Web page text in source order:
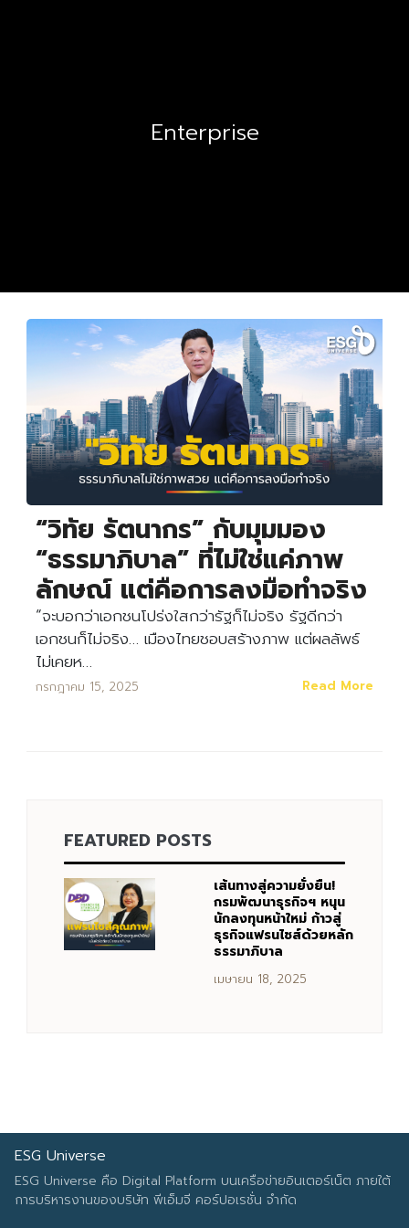
Search
Search
Enterprise
“วิทัย รัตนากร” กับมุมมอง
“ธรรมาภิบาล” ที่ไม่ใช่แค่ภาพ
ลักษณ์ แต่คือการลงมือทำจริง
“จะบอกว่าเอกชนโปร่งใสกว่ารัฐก็ไม่จริง รัฐดีกว่า
เอกชนก็ไม่จริง… เมืองไทยชอบสร้างภาพ แต่ผลลัพธ์
ไม่เคยห…
กรกฎาคม 15, 2025 Read More
FEATURED POSTS
เส้นทางสู่ความยั่งยืน!
กรมพัฒนาธุรกิจฯ หนุน
นักลงทุนหน้าใหม่ ก้าวสู่
ธุรกิจแฟรนไชส์ด้วยหลัก
ธรรมาภิบาล
เมษายน 18, 2025
ESG Universe
ESG Universe คือ Digital Platform บนเครือข่ายอินเตอร์เน็ต ภายใต้
การบริหารงานของบริษัท พีเอ็มจี คอร์ปอเรชั่น จำกัด